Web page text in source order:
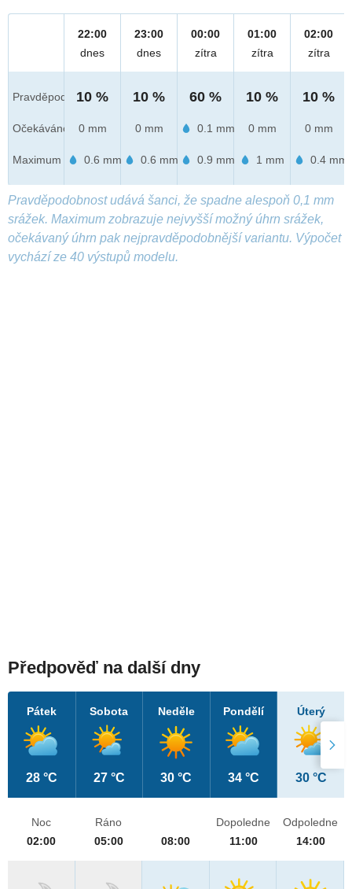
Pravděpod.
Očekáváno
Maximum
22:00
dnes
10 %
0 mm
0.6 mm
23:00
dnes
10 %
0 mm
0.6 mm
00:00
zítra
60 %
0.1 mm
0.9 mm
01:00
zítra
10 %
0 mm
1 mm
02:00
zítra
10 %
0 mm
0.4 mm
Pravděpodobnost udává šanci, že spadne alespoň 0,1 mm
srážek. Maximum zobrazuje nejvyšší možný úhrn srážek,
očekávaný úhrn pak nejpravděpodobnější variantu. Výpočet
vychází ze 40 výstupů modelu.
Předpověď na další dny
Pátek
28 °C
Sobota
27 °C
Neděle
30 °C
Pondělí
34 °C
Úterý
30 °C
Noc
02:00
Ráno
05:00
08:00
Dopoledne
11:00
Odpoledne
14:00